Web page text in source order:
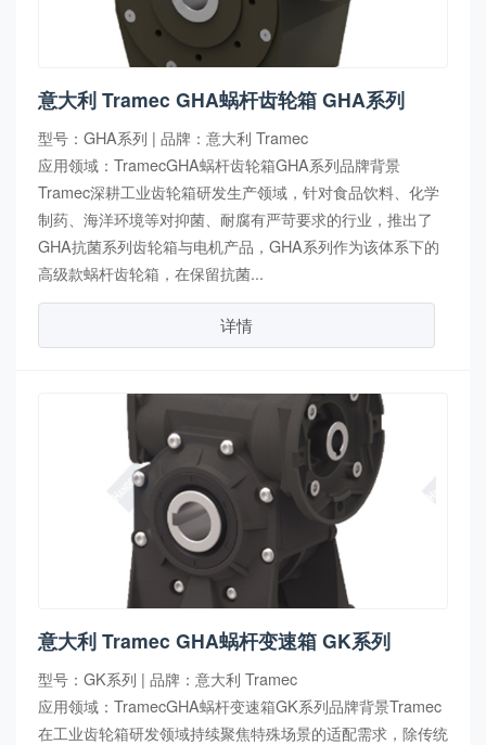
意大利 Tramec GHA蜗杆齿轮箱 GHA系列
型号：GHA系列 | 品牌：意大利 Tramec
应用领域：TramecGHA蜗杆齿轮箱GHA系列品牌背景
Tramec深耕工业齿轮箱研发生产领域，针对食品饮料、化学
制药、海洋环境等对抑菌、耐腐有严苛要求的行业，推出了
GHA抗菌系列齿轮箱与电机产品，GHA系列作为该体系下的
高级款蜗杆齿轮箱，在保留抗菌...
详情
意大利 Tramec GHA蜗杆变速箱 GK系列
型号：GK系列 | 品牌：意大利 Tramec
应用领域：TramecGHA蜗杆变速箱GK系列品牌背景Tramec
在工业齿轮箱研发领域持续聚焦特殊场景的适配需求，除传统